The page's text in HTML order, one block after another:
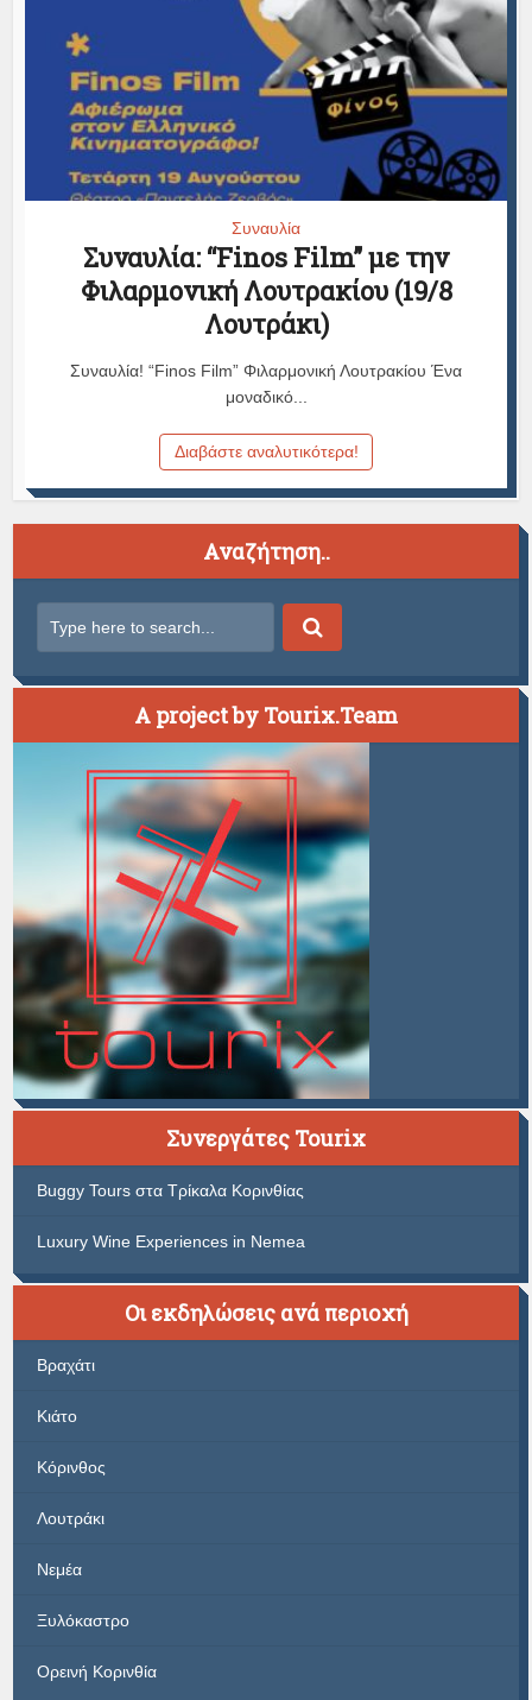
Συναυλία
Συναυλία: “Finos Film” με την
Φιλαρμονική Λουτρακίου (19/8
Λουτράκι)
Συναυλία! “Finos Film” Φιλαρμονική Λουτρακίου Ένα
μοναδικό...
Διαβάστε αναλυτικότερα!
Αναζήτηση..
A project by Tourix.Team
Συνεργάτες Tourix
Buggy Tours στα Τρίκαλα Κορινθίας
Luxury Wine Experiences in Nemea
Οι εκδηλώσεις ανά περιοχή
Βραχάτι
Κιάτο
Κόρινθος
Λουτράκι
Νεμέα
Ξυλόκαστρο
Ορεινή Κορινθία